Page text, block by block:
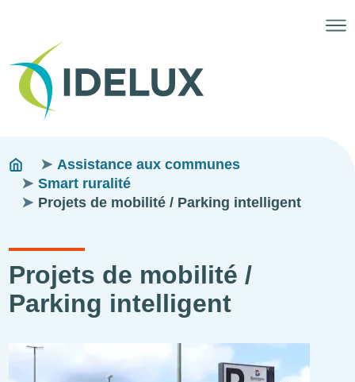
Fils
d'ariane
You
are
here:
Assistance aux communes
Smart ruralité
Projets de mobilité / Parking intelligent
Projets de mobilité /
Parking intelligent
Illustration